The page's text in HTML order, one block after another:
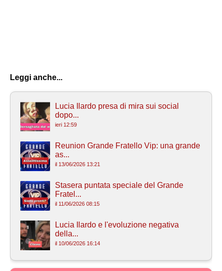
Leggi anche...
Lucia Ilardo presa di mira sui social
dopo...
ieri 12:59
Reunion Grande Fratello Vip: una grande
as...
il 13/06/2026 13:21
Stasera puntata speciale del Grande
Fratel...
il 11/06/2026 08:15
Lucia Ilardo e l'evoluzione negativa
della...
il 10/06/2026 16:14